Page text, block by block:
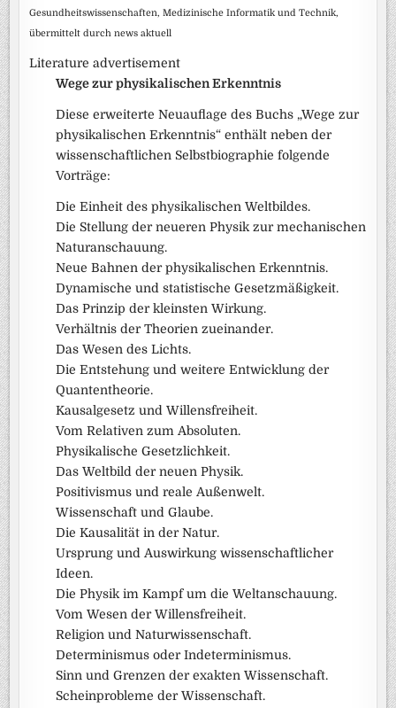
Gesundheitswissenschaften, Medizinische Informatik und Technik,
übermittelt durch news aktuell
Literature advertisement
Wege zur physikalischen Erkenntnis
Diese erweiterte Neuauflage des Buchs „Wege zur
physikalischen Erkenntnis“ enthält neben der
wissenschaftlichen Selbstbiographie folgende
Vorträge:
Die Einheit des physikalischen Weltbildes.
Die Stellung der neueren Physik zur mechanischen
Naturanschauung.
Neue Bahnen der physikalischen Erkenntnis.
Dynamische und statistische Gesetzmäßigkeit.
Das Prinzip der kleinsten Wirkung.
Verhältnis der Theorien zueinander.
Das Wesen des Lichts.
Die Entstehung und weitere Entwicklung der
Quantentheorie.
Kausalgesetz und Willensfreiheit.
Vom Relativen zum Absoluten.
Physikalische Gesetzlichkeit.
Das Weltbild der neuen Physik.
Positivismus und reale Außenwelt.
Wissenschaft und Glaube.
Die Kausalität in der Natur.
Ursprung und Auswirkung wissenschaftlicher
Ideen.
Die Physik im Kampf um die Weltanschauung.
Vom Wesen der Willensfreiheit.
Religion und Naturwissenschaft.
Determinismus oder Indeterminismus.
Sinn und Grenzen der exakten Wissenschaft.
Scheinprobleme der Wissenschaft.